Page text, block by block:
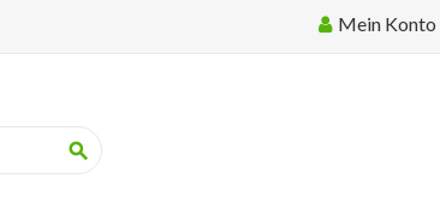
Mein Konto
search